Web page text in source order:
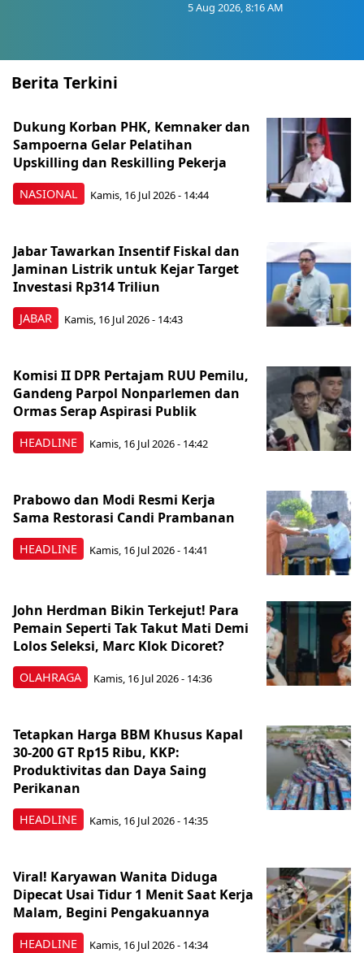
5 Aug 2026, 8:16 AM
Berita Terkini
NASIONAL
Dukung Korban PHK, Kemnaker dan
Sampoerna Gelar Pelatihan
Upskilling dan Reskilling Pekerja
Kamis, 16 Jul 2026 - 14:44
JABAR
Jabar Tawarkan Insentif Fiskal dan
Jaminan Listrik untuk Kejar Target
Investasi Rp314 Triliun
Kamis, 16 Jul 2026 - 14:43
HEADLINE
Komisi II DPR Pertajam RUU Pemilu,
Gandeng Parpol Nonparlemen dan
Ormas Serap Aspirasi Publik
Kamis, 16 Jul 2026 - 14:42
HEADLINE
Prabowo dan Modi Resmi Kerja
Sama Restorasi Candi Prambanan
Kamis, 16 Jul 2026 - 14:41
OLAHRAGA
John Herdman Bikin Terkejut! Para
Pemain Seperti Tak Takut Mati Demi
Lolos Seleksi, Marc Klok Dicoret?
Kamis, 16 Jul 2026 - 14:36
HEADLINE
Tetapkan Harga BBM Khusus Kapal
30-200 GT Rp15 Ribu, KKP:
Produktivitas dan Daya Saing
Perikanan
Kamis, 16 Jul 2026 - 14:35
HEADLINE
Viral! Karyawan Wanita Diduga
Dipecat Usai Tidur 1 Menit Saat Kerja
Malam, Begini Pengakuannya
Kamis, 16 Jul 2026 - 14:34